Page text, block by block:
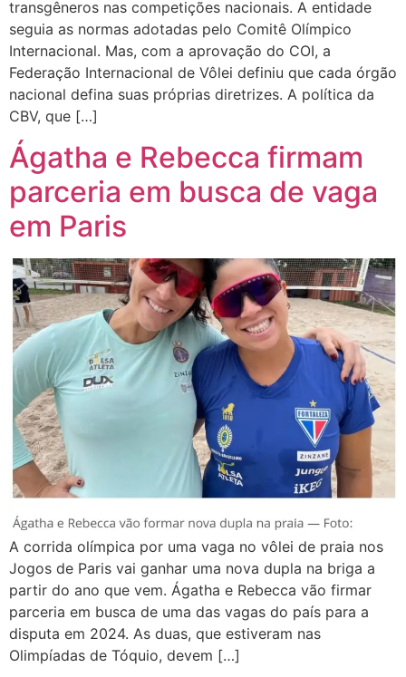
transgêneros nas competições nacionais. A entidade
seguia as normas adotadas pelo Comitê Olímpico
Internacional. Mas, com a aprovação do COI, a
Federação Internacional de Vôlei definiu que cada órgão
nacional defina suas próprias diretrizes. A política da
CBV, que […]
Ágatha e Rebecca firmam
parceria em busca de vaga
em Paris
A corrida olímpica por uma vaga no vôlei de praia nos
Jogos de Paris vai ganhar uma nova dupla na briga a
partir do ano que vem. Ágatha e Rebecca vão firmar
parceria em busca de uma das vagas do país para a
disputa em 2024. As duas, que estiveram nas
Olimpíadas de Tóquio, devem […]